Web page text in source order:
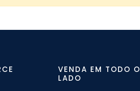
VENDA EM TODO O
LADO